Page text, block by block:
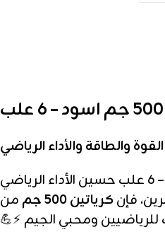
كرياتين 500 جم اسود – 6 علب حسين الأداء الرياضي
فإنكرياتين 500 جم
من